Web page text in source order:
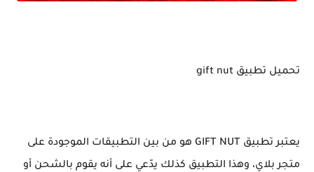
تحميل تطبيق gift nut
يعتبر تطبيق GIFT NUT هو من بين التطبيقات الموجودة على
متجر بلاي، وهذا التطبيق كذلك يدّعي على أنه يقوم بالشحن أو